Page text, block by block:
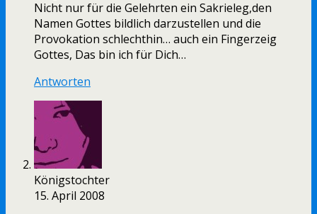
Nicht nur für die Gelehrten ein Sakrieleg,den
Namen Gottes bildlich darzustellen und die
Provokation schlechthin… auch ein Fingerzeig
Gottes, Das bin ich für Dich…
Antworten
Königstochter
15. April 2008